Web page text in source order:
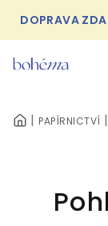
obsah
DOPRAVA
DOMŮPAPÍRNICTVÍ